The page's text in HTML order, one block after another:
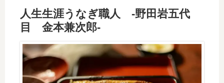
人生生涯うなぎ職人 -野田岩五代
目 金本兼次郎-